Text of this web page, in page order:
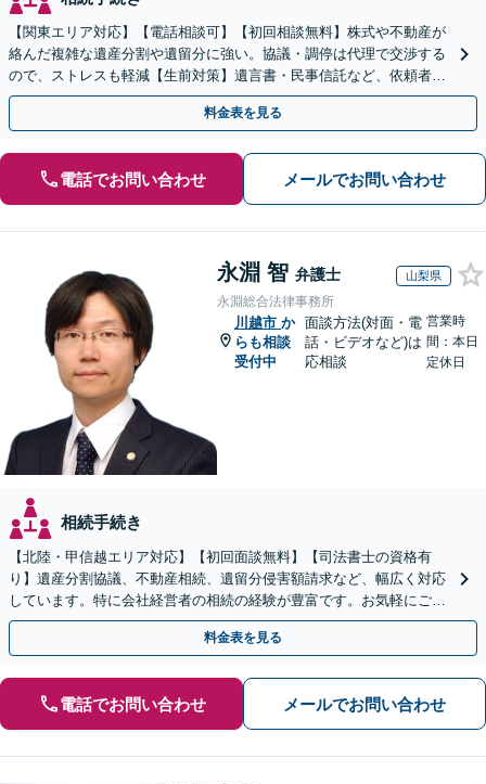
【関東エリア対応】【電話相談可】【初回相談無料】株式や不動産が
絡んだ複雑な遺産分割や遺留分に強い。協議・調停は代理で交渉する
ので、ストレスも軽減【生前対策】遺言書・民事信託など、依頼者さ
まの希望に合わせて対応【夜間・休日面談可】
料金表を見る
電話でお問い合わせ メールでお問い合わせ
永淵 智 弁護士 山梨県
永淵総合法律事務所
川越市 か
らも相談
受付中
面談方法(対面・電
話・ビデオなど)は
応相談
営業時
間：本日
定休日
相続手続き
【北陸・甲信越エリア対応】【初回面談無料】【司法書士の資格有
り】遺産分割協議、不動産相続、遺留分侵害額請求など、幅広く対応
しています。特に会社経営者の相続の経験が豊富です。お気軽にご相
談ください。【休日・夜間面談可】【オンライン面談可】
料金表を見る
電話でお問い合わせ メールでお問い合わせ